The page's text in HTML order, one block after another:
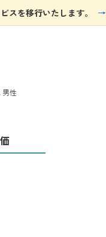
スを移行いたします。 →
男性